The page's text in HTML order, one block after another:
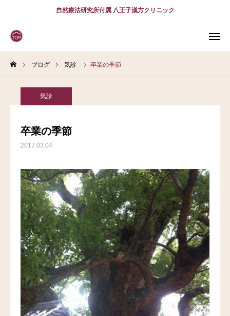
自然療法研究所付属 八王子漢方クリニック
ブログ 気診 卒業の季節
気診
卒業の季節
2017.03.04
WEB予約
電話予約
当院について
診療案内
スタッフ紹介
料金
アクセス
ブログ